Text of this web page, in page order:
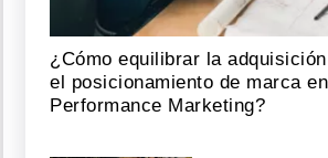
¿Cómo equilibrar la
el posicionamiento de marca
Performance Marketing?